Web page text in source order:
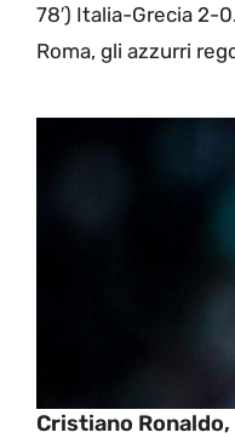
78′) Italia-Grecia 2-
Roma, gli azzurri
Cristiano